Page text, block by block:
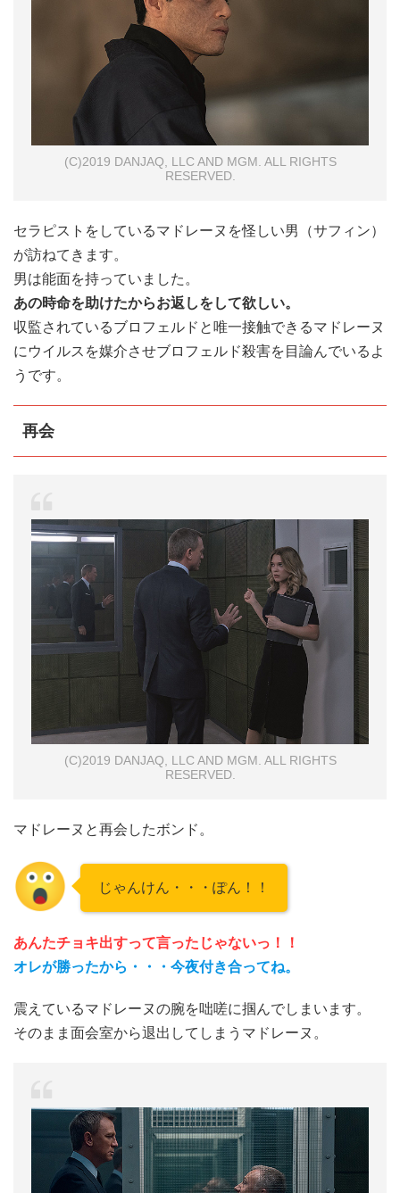
(C)2019 DANJAQ, LLC AND MGM. ALL RIGHTS
RESERVED.
セラピストをしているマドレーヌを怪しい男（サフィン）
が訪ねてきます。
男は能面を持っていました。
あの時命を助けたからお返しをして欲しい。
収監されているブロフェルドと唯一接触できるマドレーヌ
にウイルスを媒介させブロフェルド殺害を目論んでいるよ
うです。
再会
(C)2019 DANJAQ, LLC AND MGM. ALL RIGHTS
RESERVED.
マドレーヌと再会したボンド。
じゃんけん・・・ぽん！！
あんたチョキ出すって言ったじゃないっ！！
オレが勝ったから・・・今夜付き合ってね。
震えているマドレーヌの腕を咄嗟に掴んでしまいます。
そのまま面会室から退出してしまうマドレーヌ。